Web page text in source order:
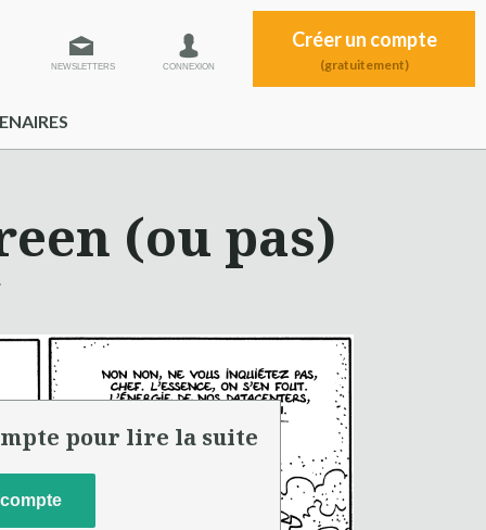
NEWSLETTERS CONNEXION
Créer un compte
(gratuitement)
(ou pas)
pour lire la suite